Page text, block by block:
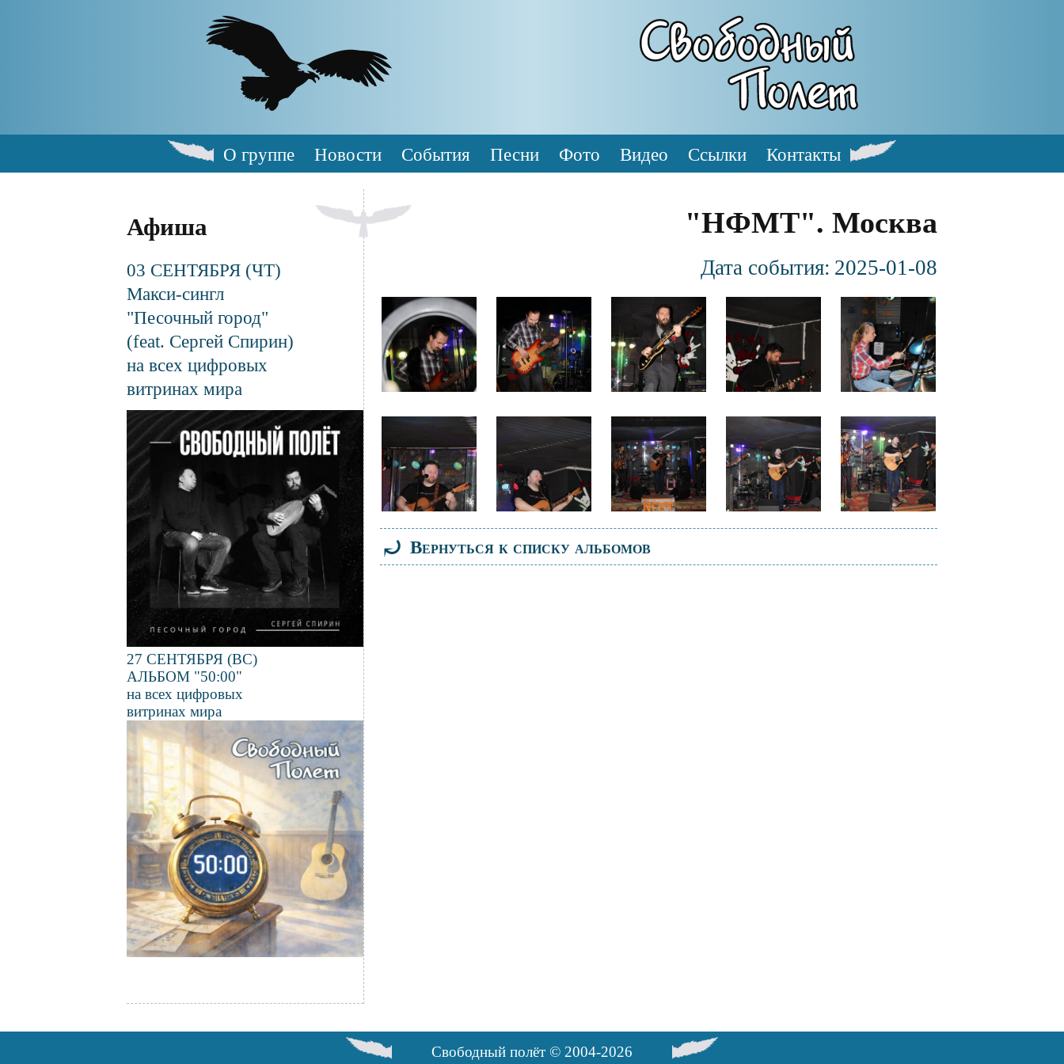
Main
О группе Новости События Песни Фото Видео Ссылки Контакты
Афиша
03 СЕНТЯБРЯ (ЧТ)
Макси-сингл
"Песочный город"
(feat. Сергей Спирин)
на всех цифровых
витринах мира
Файл
изображения
27 СЕНТЯБРЯ (ВС)
АЛЬБОМ "50:00"
на всех цифровых
витринах мира
Файл
изображения
"НФМТ". Москва
Дата события: 2025-01-08
Файл
изображения
Файл
изображения
Файл
изображения
Файл
изображения
Файл
изображения
Файл
Файл
изображения
Файл
изображения
Файл
изображения
Файл
изображения
⤾ Вернуться к списку альбомов
Свободный полёт © 2004-2026